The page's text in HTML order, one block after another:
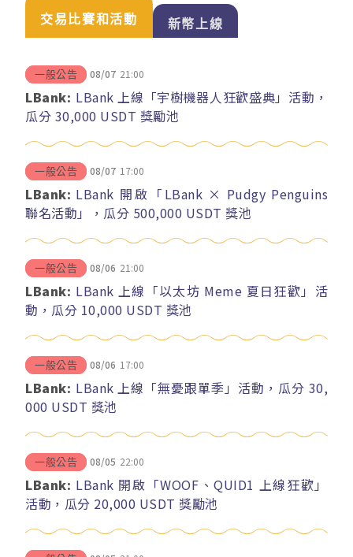
交易比賽和活動 新幣上線
一般公告 08/07 21:00
LBank: LBank 上線「宇樹機器人狂歡盛典」活動，
瓜分 30,000 USDT 獎勵池
一般公告 08/07 17:00
LBank: LBank 開啟「LBank × Pudgy Penguins
聯名活動」，瓜分 500,000 USDT 獎池
一般公告 08/06 21:00
LBank: LBank 上線「以太坊 Meme 夏日狂歡」活
動，瓜分 10,000 USDT 獎池
一般公告 08/06 17:00
LBank: LBank 上線「無憂跟單季」活動，瓜分 30,
000 USDT 獎池
一般公告 08/05 22:00
LBank: LBank 開啟「WOOF、QUID1 上線狂歡」
活動，瓜分 20,000 USDT 獎勵池